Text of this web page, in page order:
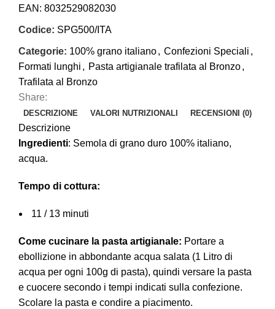
EAN: 8032529082030
Codice: SPG500/ITA
Categorie: 100% grano italiano, Confezioni Speciali ,
Formati lunghi , Pasta artigianale trafilata al Bronzo,
Trafilata al Bronzo
Share:
DESCRIZIONE VALORI NUTRIZIONALI RECENSIONI (0)
Descrizione
Ingredienti: Semola di grano duro 100% italiano,
acqua.
Tempo di cottura:
11 / 13 minuti
Come cucinare la pasta artigianale: Portare a
ebollizione in abbondante acqua salata (1 Litro di
acqua per ogni 100g di pasta), quindi versare la pasta
e cuocere secondo i tempi indicati sulla confezione.
Scolare la pasta e condire a piacimento.